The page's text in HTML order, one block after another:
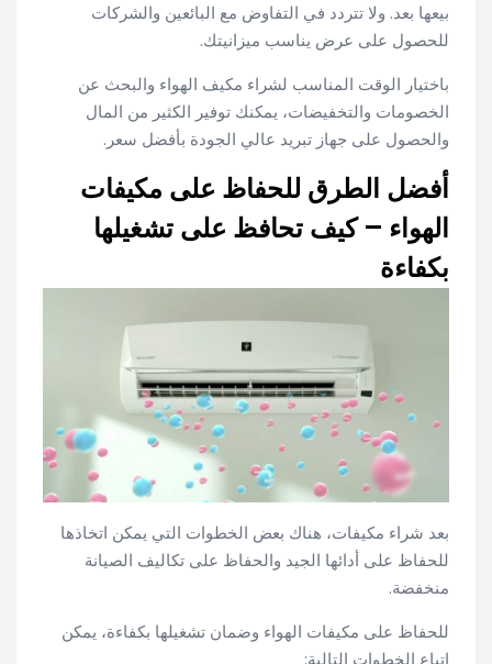
بيعها بعد. ولا تتردد في التفاوض مع البائعين والشركات
للحصول على عرض يناسب ميزانيتك.
باختيار الوقت المناسب لشراء مكيف الهواء والبحث عن
الخصومات والتخفيضات، يمكنك توفير الكثير من المال
والحصول على جهاز تبريد عالي الجودة بأفضل سعر.
أفضل الطرق للحفاظ على مكيفات
الهواء – كيف تحافظ على تشغيلها
بكفاءة
بعد شراء مكيفات، هناك بعض الخطوات التي يمكن اتخاذها
للحفاظ على أدائها الجيد والحفاظ على تكاليف الصيانة
منخفضة.
للحفاظ على مكيفات الهواء وضمان تشغيلها بكفاءة، يمكن
اتباع الخطوات التالية: